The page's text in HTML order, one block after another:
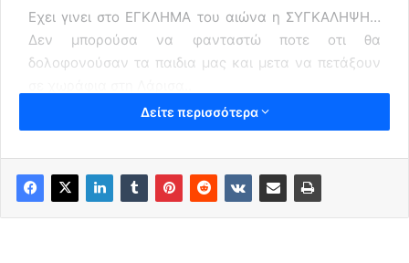
Εχει γινει στο ΕΓΚΛΗΜΑ του αιώνα η ΣΥΓΚΑΛΗΨΗ…
Δεν μπορούσα να φανταστώ ποτε οτι θα
δολοφονούσαν τα παιδια μας και μετα να πετάξουν
Ειναι ΚΑΡΤΕΛ κανονικό..Κυβερνώσα ΜΑΦΙΑ..
Τους φτύνουν Κι αυτοι λενε ψιχαλίζει. Μην
περιμένετε σωτηρία
Δείτε περισσότερα